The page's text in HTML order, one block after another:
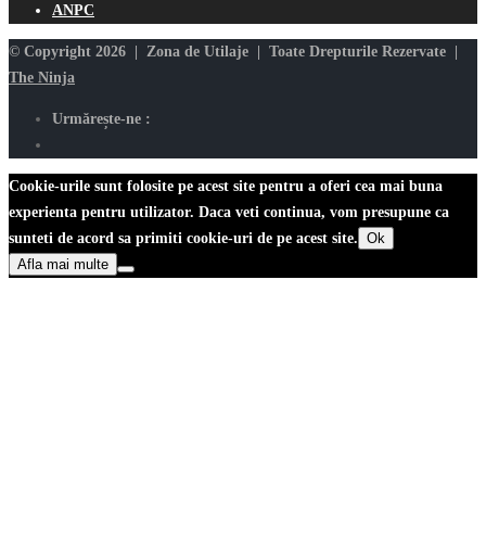
ANPC
© Copyright 2026 | Zona de Utilaje | Toate Drepturile Rezervate |
The Ninja
Urmărește-ne :
Cookie-urile sunt folosite pe acest site pentru a oferi cea mai buna
experienta pentru utilizator. Daca veti continua, vom presupune ca
sunteti de acord sa primiti cookie-uri de pe acest site. Ok
Afla mai multe